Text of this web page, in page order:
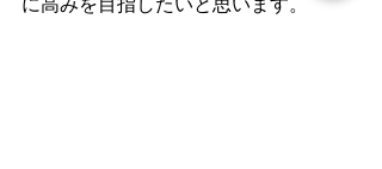
に高みを目指したいと思います。